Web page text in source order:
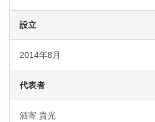
設立
2014年8月
代表者
酒寄 貴光